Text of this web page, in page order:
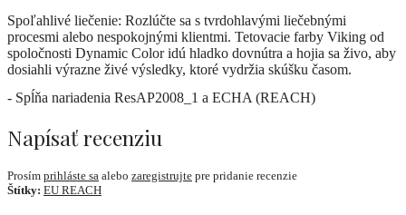
Spoľahlivé liečenie: Rozlúčte sa s tvrdohlavými liečebnými
procesmi alebo nespokojnými klientmi. Tetovacie farby Viking od
spoločnosti Dynamic Color idú hladko dovnútra a hojia sa živo, aby
dosiahli výrazne živé výsledky, ktoré vydržia skúšku časom.
- Spĺňa nariadenia ResAP2008_1 a ECHA (REACH)
Napísať recenziu
Prosím prihláste sa alebo zaregistrujte pre pridanie recenzie
Štítky: EU REACH